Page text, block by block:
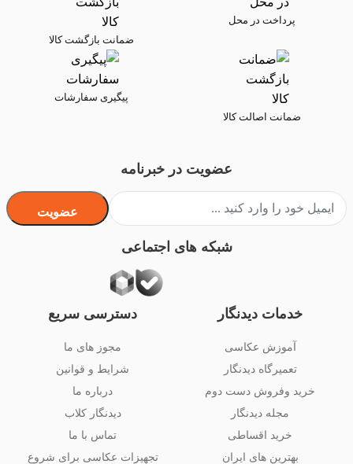
پرداخت در محل
ضمانت بازگشت کالا
ضمانت اصالت کالا
پیگیری سفارشات
خدمات دیدنگار
آموزش عکاسی
تعمیرگاه دیدنگار
خرید وفروش دست دوم
مجله دیدنگار
خرید اقساطی
بهترین های ایران
دسترسی سریع
مجوز های ما
شرایط و قوانین
درباره ما
دیدنگار کلاب
تماس با ما
تجهیزات عکاسی برای شروع
عضویت در خبرنامه
عضویت
شبکه های اجتماعی